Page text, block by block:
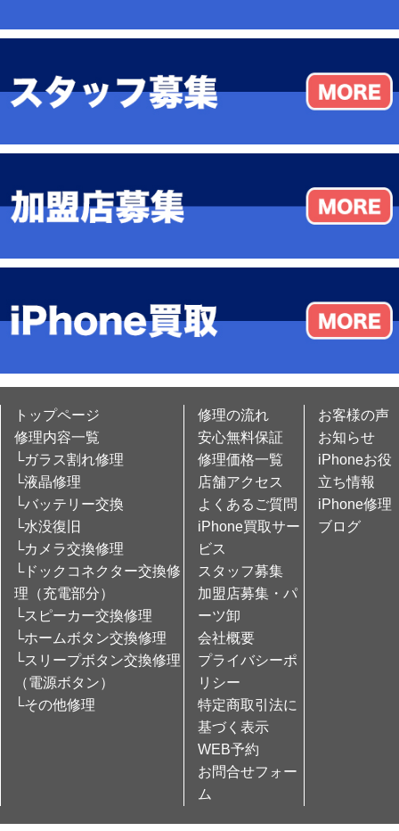
トップページ
修理内容一覧
└ガラス割れ修理
└液晶修理
└バッテリー交換
└水没復旧
└カメラ交換修理
└ドックコネクター交換修
理（充電部分）
└スピーカー交換修理
└ホームボタン交換修理
└スリープボタン交換修理
（電源ボタン）
└その他修理
修理の流れ
安心無料保証
修理価格一覧
店舗アクセス
よくあるご質問
iPhone買取サー
ビス
スタッフ募集
加盟店募集・パ
ーツ卸
会社概要
プライバシーポ
リシー
特定商取引法に
基づく表示
WEB予約
お問合せフォー
ム
お客様の声
お知らせ
iPhoneお役
立ち情報
iPhone修理
ブログ